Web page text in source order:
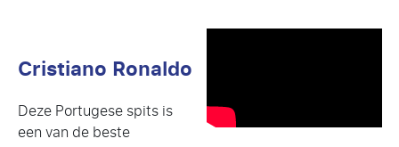
Cristiano Ronaldo
Deze Portugese spits is
een van de beste